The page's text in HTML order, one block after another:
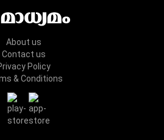
About us
Contact us
Policy
& Conditions